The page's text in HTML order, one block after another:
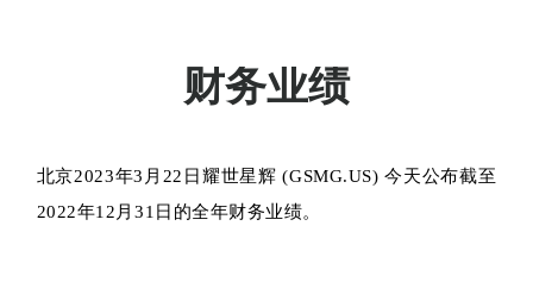
财务业绩
北京2023年3月22日 耀世星辉 (GSMG.US) 今天公布截至
2022年12月31日的全年财务业绩。